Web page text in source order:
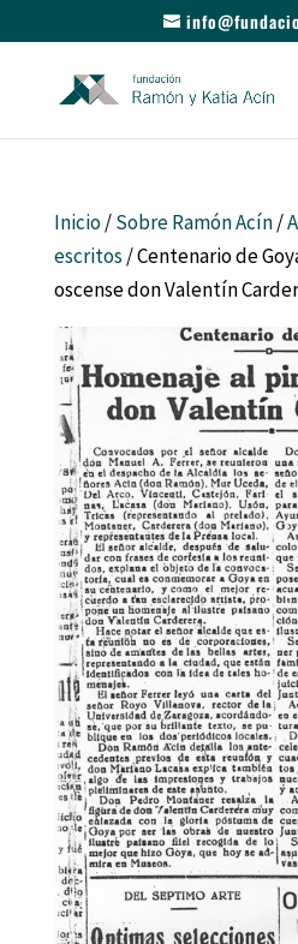
Inicio/Sobre Ramón Acín/
escritos / Centenario de
oscense don Valentín